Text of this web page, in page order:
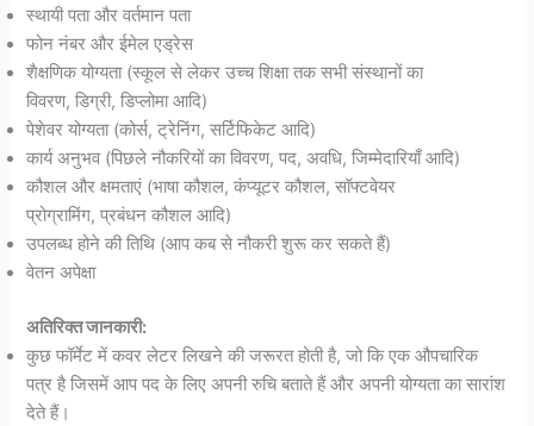
स्थायी पता और वर्तमान पता
फोन नंबर और ईमेल एड्रेस
शैक्षणिक योग्यता (स्कूल से लेकर उच्च शिक्षा तक सभी संस्थानों का
विवरण, डिग्री, डिप्लोमा आदि)
पेशेवर योग्यता (कोर्स, ट्रेनिंग, सर्टिफिकेट आदि)
कार्य अनुभव (पिछले नौकरियों का विवरण, पद, अवधि, जिम्मेदारियाँ आदि)
कौशल और क्षमताएं (भाषा कौशल, कंप्यूटर कौशल, सॉफ्टवेयर
प्रोग्रामिंग, प्रबंधन कौशल आदि)
उपलब्ध होने की तिथि (आप कब से नौकरी शुरू कर सकते हैं)
वेतन अपेक्षा
अतिरिक्त जानकारी:
कुछ फॉर्मेट में कवर लेटर लिखने की जरूरत होती है, जो कि एक औपचारिक
पत्र है जिसमें आप पद के लिए अपनी रुचि बताते हैं और अपनी योग्यता का सारांश
देते हैं।